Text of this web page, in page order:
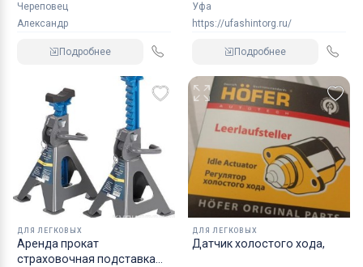
Череповец
Александр
Подробнее
Уфа
https://ufashintorg.ru/
Подробнее
ДЛЯ ЛЕГКОВЫХ
Аренда прокат
страховочная подставка
ДЛЯ ЛЕГКОВЫХ
Датчик холостого хода,